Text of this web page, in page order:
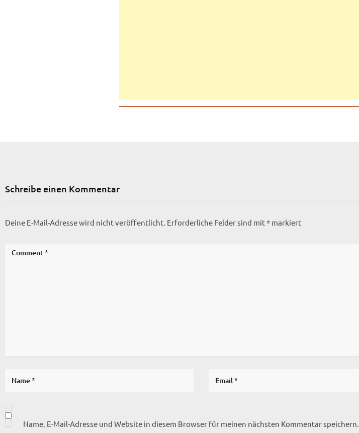
Schreibe einen Kommentar
Deine E-Mail-Adresse wird nicht veröffentlicht. Erforderliche Felder sind mit* markiert
Name, E-Mail-Adresse und Website in diesem Browser für meinen nächsten Kommentar speichern.